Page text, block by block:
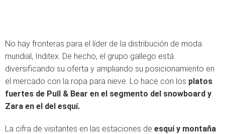
No hay fronteras para el líder de la distribución de moda
mundial, Inditex. De hecho, el grupo gallego está
diversificando su oferta y ampliando su posicionamiento en
el mercado con la ropa para nieve. Lo hace con los platos
fuertes de Pull & Bear en el segmento del snowboard y
Zara en el del esquí.
La cifra de visitantes en las estaciones de esquí y montaña